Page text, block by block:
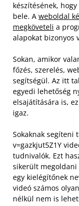
készítésének,
bele. A weboldal
megköveteli a
alapokat bizonyos
Sokan, amikor
főzés, szerelés,
segítségül. Az itt
egyedi lehetőség
elsajátítására is,
igaz.
Sokaknak segíteni
v=gazkjut5Z1Y
tudnivalók. Ezt
sikerült megoldani
egy kielégítőnek
videó számos
nélkül nem is